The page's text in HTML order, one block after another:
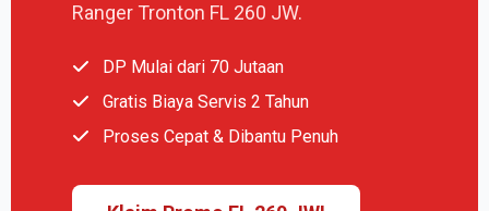
Ranger Tronton FL 260 JW.
DP Mulai dari 70 Jutaan
Gratis Biaya Servis 2 Tahun
Proses Cepat & Dibantu Penuh